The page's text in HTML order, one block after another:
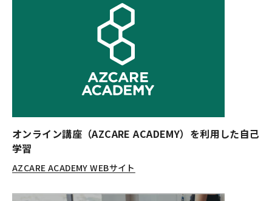
オンライン講座（AZCARE ACADEMY） を利用した自己
学習
AZCARE ACADEMY WEBサイト